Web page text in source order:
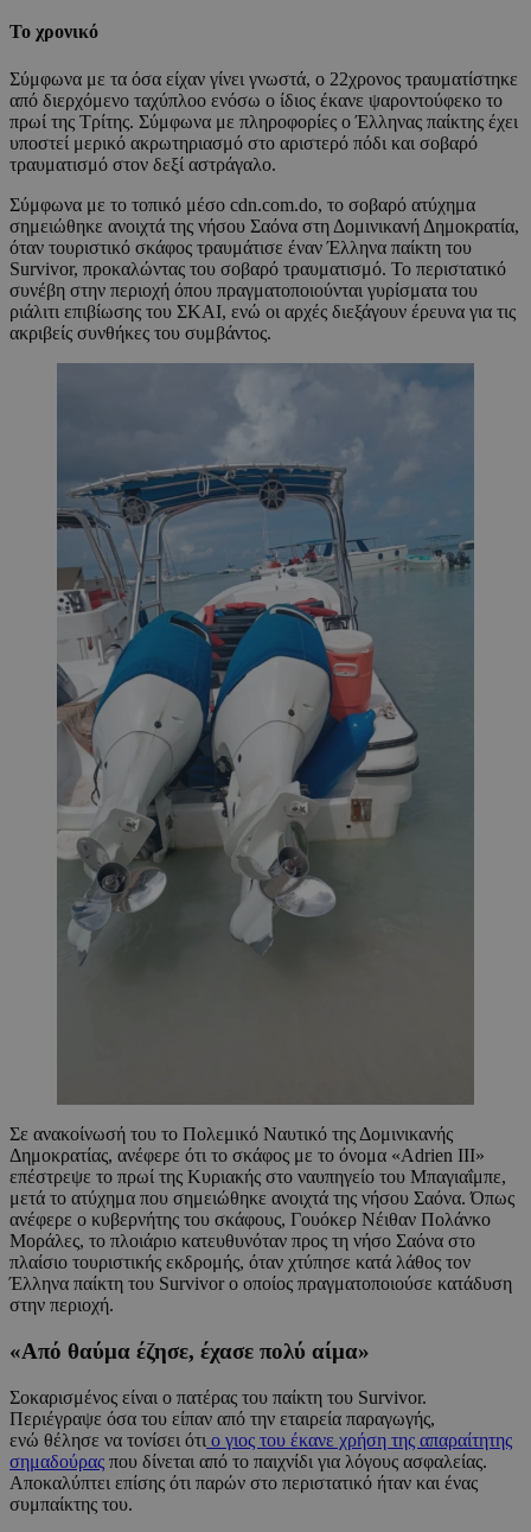
Το χρονικό
Σύμφωνα με τα όσα είχαν γίνει γνωστά, ο 22χρονος τραυματίστηκε
από διερχόμενο ταχύπλοο ενόσω ο ίδιος έκανε ψαροντούφεκο το
πρωί της Τρίτης. Σύμφωνα με πληροφορίες ο Έλληνας παίκτης έχει
υποστεί μερικό ακρωτηριασμό στο αριστερό πόδι και σοβαρό
τραυματισμό στον δεξί αστράγαλο.
Σύμφωνα με το τοπικό μέσο cdn.com.do, το σοβαρό ατύχημα
σημειώθηκε ανοιχτά της νήσου Σαόνα στη Δομινικανή Δημοκρατία,
όταν τουριστικό σκάφος τραυμάτισε έναν Έλληνα παίκτη του
Survivor, προκαλώντας του σοβαρό τραυματισμό. Το περιστατικό
συνέβη στην περιοχή όπου πραγματοποιούνται γυρίσματα του
ριάλιτι επιβίωσης του ΣΚΑΙ, ενώ οι αρχές διεξάγουν έρευνα για τις
ακριβείς συνθήκες του συμβάντος.
Σε ανακοίνωσή του το Πολεμικό Ναυτικό της Δομινικανής
Δημοκρατίας, ανέφερε ότι το σκάφος με το όνομα «Adrien III»
επέστρεψε το πρωί της Κυριακής στο ναυπηγείο του Μπαγιαΐμπε,
μετά το ατύχημα που σημειώθηκε ανοιχτά της νήσου Σαόνα. Όπως
ανέφερε ο κυβερνήτης του σκάφους, Γουόκερ Νέιθαν Πολάνκο
Μοράλες, το πλοιάριο κατευθυνόταν προς τη νήσο Σαόνα στο
πλαίσιο τουριστικής εκδρομής, όταν χτύπησε κατά λάθος τον
Έλληνα παίκτη του Survivor ο οποίος πραγματοποιούσε κατάδυση
στην περιοχή.
«Από θαύμα έζησε, έχασε πολύ αίμα»
Σοκαρισμένος είναι ο πατέρας του παίκτη του Survivor.
Περιέγραψε όσα του είπαν από την εταιρεία παραγωγής,
ενώ θέλησε να τονίσει ότι ο γιος του έκανε χρήση της απαραίτητης
σημαδούρας που δίνεται από το παιχνίδι για λόγους ασφαλείας.
Αποκαλύπτει επίσης ότι παρών στο περιστατικό ήταν και ένας
συμπαίκτης του.